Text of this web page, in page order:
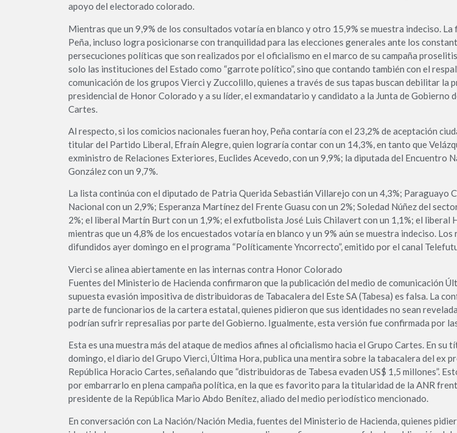
apoyo del electorado colorado.
Mientras que un 9,9% de los consultados votaría en blanco y otro 15,9% se muestra indeciso.
Peña, incluso logra posicionarse con tranquilidad para las elecciones generales ante los
persecuciones políticas que son realizados por el oficialismo en el marco de su campaña
solo las instituciones del Estado como “garrote político”, sino que contando también con el
comunicación de los grupos Vierci y Zuccolillo, quienes a través de sus tapas buscan debilitar la
presidencial de Honor Colorado y a su líder, el exmandatario y candidato a la Junta de Gobierno
Cartes.
Al respecto, si los comicios nacionales fueran hoy, Peña contaría con el 23,2% de aceptación
titular del Partido Liberal, Efraín Alegre, quien lograría contar con un 14,3%, en tanto que
exministro de Relaciones Exteriores, Euclides Acevedo, con un 9,9%; la diputada del Encuentro
González con un 9,7%.
La lista continúa con el diputado de Patria Querida Sebastián Villarejo con un 4,3%; Paraguayo
Nacional con un 2,9%; Esperanza Martínez del Frente Guasu con un 2%; Soledad Núñez del
2%; el liberal Martín Burt con un 1,9%; el exfutbolista José Luis Chilavert con un 1,1%; el liberal
mientras que un 4,8% de los encuestados votaría en blanco y un 9% aún se muestra indeciso.
difundidos ayer domingo en el programa “Políticamente Yncorrecto”, emitido por el canal
Vierci se alinea abiertamente en las internas contra Honor Colorado
Fuentes del Ministerio de Hacienda confirmaron que la publicación del medio de comunicación
supuesta evasión impositiva de distribuidoras de Tabacalera del Este SA (Tabesa) es falsa. La
parte de funcionarios de la cartera estatal, quienes pidieron que sus identidades no sean
podrían sufrir represalias por parte del Gobierno. Igualmente, esta versión fue confirmada por
Esta es una muestra más del ataque de medios afines al oficialismo hacia el Grupo Cartes. En su
domingo, el diario del Grupo Vierci, Última Hora, publica una mentira sobre la tabacalera del ex
República Horacio Cartes, señalando que “distribuidoras de Tabesa evaden US$ 1,5 millones”.
por embarrarlo en plena campaña política, en la que es favorito para la titularidad de la ANR
presidente de la República Mario Abdo Benítez, aliado del medio periodístico mencionado.
En conversación con La Nación/Nación Media, fuentes del Ministerio de Hacienda, quienes